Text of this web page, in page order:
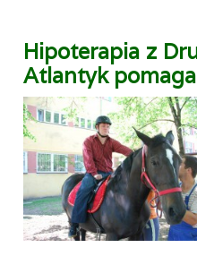
Hipoterapia z
Atlantyk